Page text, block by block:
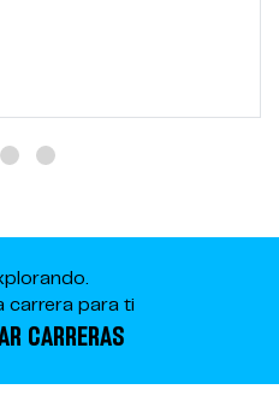
carrera para ti
CARRERAS